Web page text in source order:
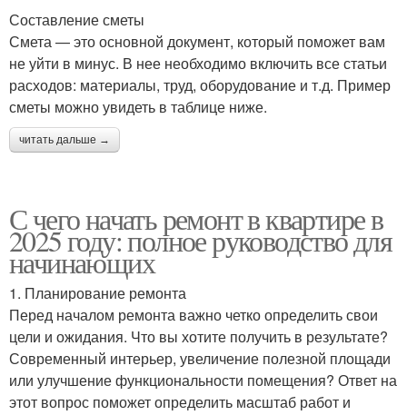
Составление сметы
Смета — это основной документ, который поможет вам
не уйти в минус. В нее необходимо включить все статьи
расходов: материалы, труд, оборудование и т.д. Пример
сметы можно увидеть в таблице ниже.
читать дальше →
С чего начать ремонт в квартире в
2025 году: полное руководство для
начинающих
1. Планирование ремонта
Перед началом ремонта важно четко определить свои
цели и ожидания. Что вы хотите получить в результате?
Современный интерьер, увеличение полезной площади
или улучшение функциональности помещения? Ответ на
этот вопрос поможет определить масштаб работ и